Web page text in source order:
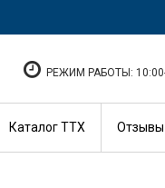
РЕЖИМ РАБОТЫ:
Каталог ТТХ Отзывы